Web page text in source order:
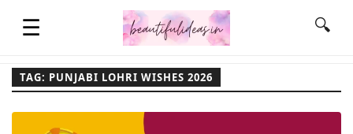
☰ 🔍
TAG: PUNJABI LOHRI WISHES 2026